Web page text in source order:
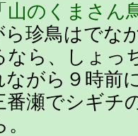
「山のくまさん
珍鳥はでな
ら、しょっ
ながら９時
瀬でシギチ